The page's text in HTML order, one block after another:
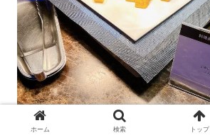
ホーム 検索 トップ